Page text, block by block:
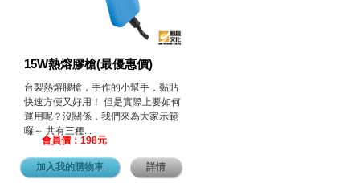
15W熱熔膠槍(最優惠價)
台製熱熔膠槍，手作的小幫手，黏貼
快速方便又好用！ 但是實際上要如何
運用呢？沒關係，我們來為大家示範
囉～ 共有三種...
會員價：198元
加入我的購物車 詳情